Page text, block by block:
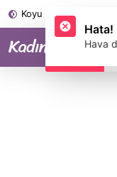
Koyu Mod
Hata!
Hava